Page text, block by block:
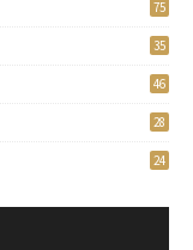
75
35
46
28
24